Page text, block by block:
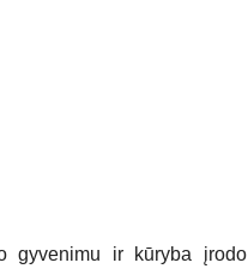
gyvenimu ir kūryba